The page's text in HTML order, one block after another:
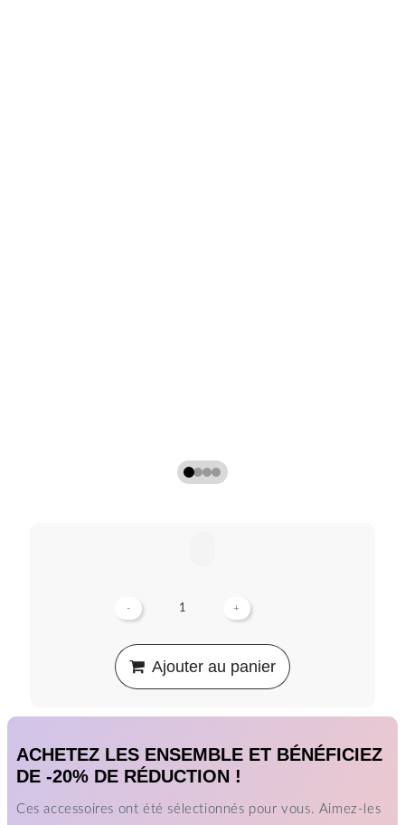
- +
Ajouter au panier
ACHETEZ LES ENSEMBLE ET BÉNÉFICIEZ
DE -20% DE RÉDUCTION !
Ces accessoires ont été sélectionnés pour vous. Aimez-les